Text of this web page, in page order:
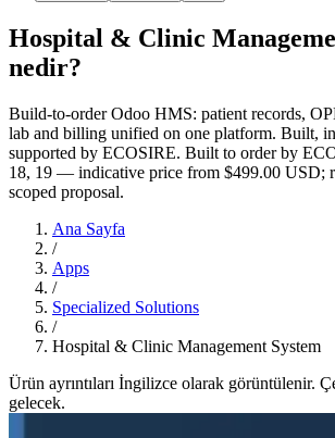
Hospital & Clinic
nedir?
Build-to-order Odoo HMS: patient records,
lab and billing unified on one platform. Built,
supported by ECOSIRE. Built to order by
18, 19 — indicative price from $499.00 USD;
scoped proposal.
Ana Sayfa
/
Apps
/
Specialized Solutions
/
Hospital & Clinic Management System
Ürün ayrıntıları İngilizce olarak görüntülenir.
gelecek.